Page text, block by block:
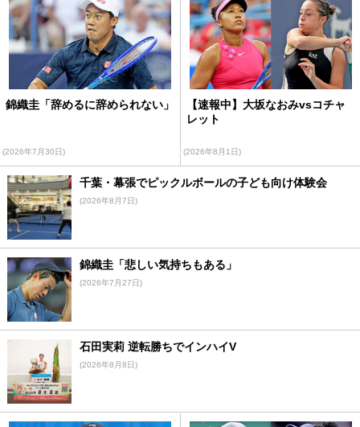
錦織圭「辞めるに辞められない」
(2026年7月30日)
【速報中】大坂なおみvsコチャ
レット
(2026年8月1日)
千葉・幕張でピックルボールの子ども向け体験会
(2026年8月7日)
錦織圭「悲しい気持ちもある」
(2026年7月27日)
石田実莉 逆転勝ちでインハイV
(2026年8月8日)